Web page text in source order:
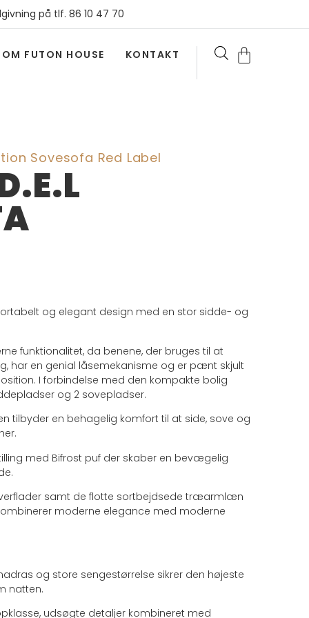
på tlf. 86 10 47 70
OM FUTON HOUSE KONTAKT
Sovesofa Red Label
og elegant design med en stor sidde- og
funktionalitet, da benene, der bruges til at
har en genial låsemekanisme og er pænt skjult
I forbindelse med den kompakte bolig
og 2 sovepladser.
tilbyder en behagelig komfort til at side, sove og
med Bifrost puf der skaber en bevægelig
samt de flotte sortbejdsede træarmlæn
moderne elegance med moderne
og store sengestørrelse sikrer den højeste
natten.
udsøgte detaljer kombineret med